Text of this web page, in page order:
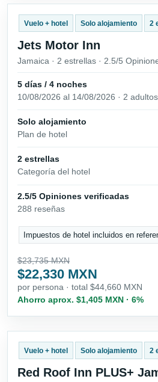
Vuelo + hotel Solo alojamiento 2
Jets Motor Inn
Jamaica · 2 estrellas · 2.5/5
5 días / 4 noches
10/08/2026 al 14/08/2026 · 2 adultos
Solo alojamiento
Plan de hotel
2 estrellas
Categoría del hotel
2.5/5 Opiniones verificadas
288 reseñas
Impuestos de hotel incluidos en
$23,735 MXN
$22,330 MXN
por persona · total $44,660 MXN
Ahorro aprox. $1,405 MXN · 6%
Vuelo + hotel Solo alojamiento 2
Red Roof Inn PLUS+